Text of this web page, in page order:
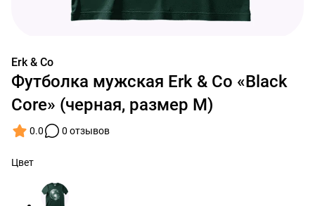
Erk & Co
Футболка мужская Erk & Co «Black
Core» (черная, размер M)
0.0 0 отзывов
Цвет